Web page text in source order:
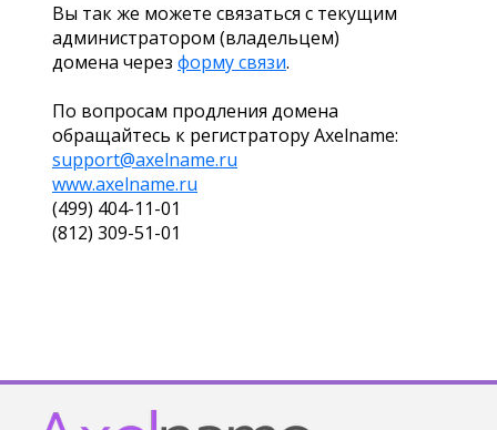
Вы так же можете связаться с текущим
администратором (владельцем)
домена через форму связи.
По вопросам продления домена
обращайтесь к регистратору Axelname:
support@axelname.ru
www.axelname.ru
(499) 404-11-01
(812) 309-51-01